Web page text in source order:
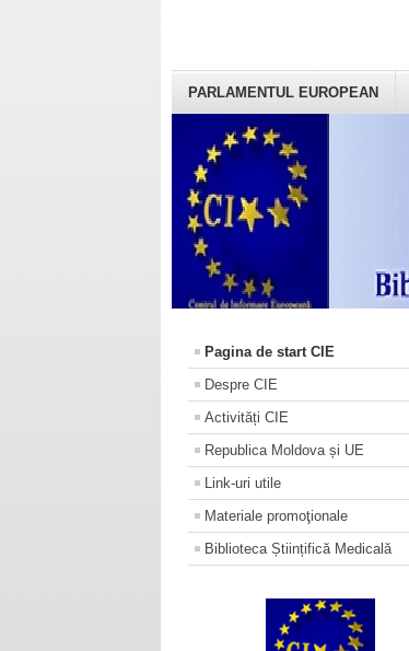
PARLAMENTUL EUROPEAN
Pagina de start CIE
Despre CIE
Activități CIE
Republica Moldova și UE
Link-uri utile
Materiale promoţionale
Biblioteca Științifică Medicală